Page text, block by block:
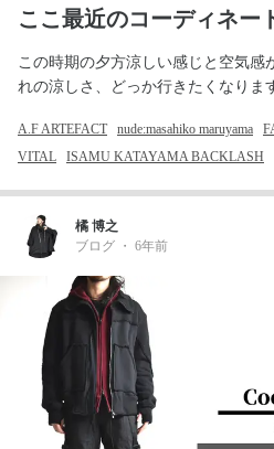
ここ最近のコーディネー
この時期の夕方涼しい感じと空気感
れの涼しさ、どっか行きたくなりま
A.F ARTEFACT nude:masahiko maruyama
VITAL
ISAMU KATAYAMA BACKLASH
橘 博之
ブログ ・ 6年前